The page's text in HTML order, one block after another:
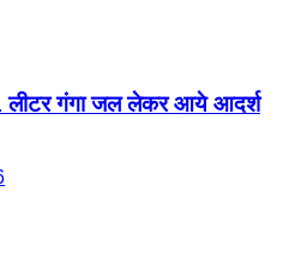
लीटर गंगा जल लेकर आये आदर्श